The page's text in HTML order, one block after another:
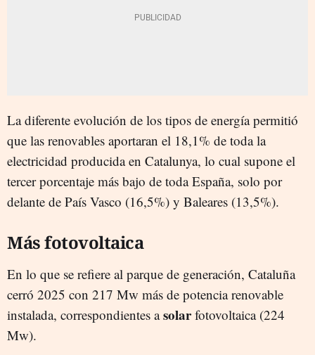
La diferente evolución de los tipos de energía permitió
que las renovables aportaran el 18,1% de toda la
electricidad producida en Catalunya, lo cual supone el
tercer porcentaje más bajo de toda España, solo por
delante de País Vasco (16,5%) y Baleares (13,5%).
Más fotovoltaica
En lo que se refiere al parque de generación, Cataluña
cerró 2025 con 217 Mw más de potencia renovable
instalada, correspondientes asolarfotovoltaica (224
Mw).